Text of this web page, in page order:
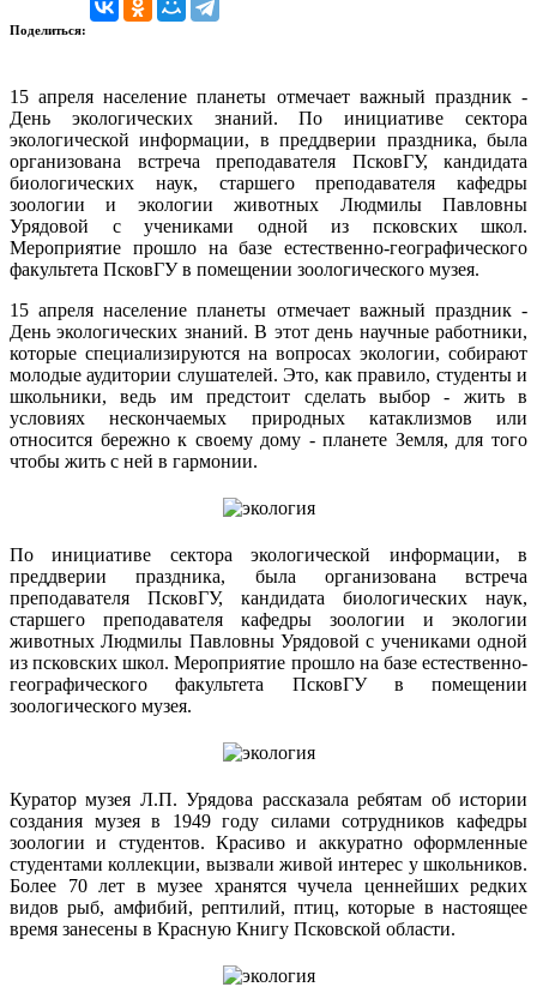
Поделиться:
15 апреля население планеты отмечает важный праздник -
День экологических знаний.По инициативе сектора
экологической информации, в преддверии праздника, была
организована встреча преподавателя ПсковГУ, кандидата
биологических наук, старшего преподавателя кафедры
зоологии и экологии животных Людмилы Павловны
Урядовой с учениками одной из псковских школ.
Мероприятие прошло на базе естественно-географического
факультета ПсковГУ в помещении зоологического музея.
15 апреля население планеты отмечает важный праздник -
День экологических знаний. В этот день научные работники,
которые специализируются на вопросах экологии, собирают
молодые аудитории слушателей. Это, как правило, студенты и
школьники, ведь им предстоит сделать выбор - жить в
условиях нескончаемых природных катаклизмов или
относится бережно к своему дому - планете Земля, для того
чтобы жить с ней в гармонии.
По инициативе сектора экологической информации, в
преддверии праздника, была организована встреча
преподавателя ПсковГУ, кандидата биологических наук,
старшего преподавателя кафедры зоологии и экологии
животных Людмилы Павловны Урядовой с учениками одной
из псковских школ. Мероприятие прошло на базе естественно-
географического факультета ПсковГУ в помещении
зоологического музея.
Куратор музея Л.П. Урядова рассказала ребятам об истории
создания музея в 1949 году силами сотрудников кафедры
зоологии и студентов. Красиво и аккуратно оформленные
студентами коллекции, вызвали живой интерес у школьников.
Более 70 лет в музее хранятся чучела ценнейших редких
видов рыб, амфибий, рептилий, птиц, которые в настоящее
время занесены в Красную Книгу Псковской области.